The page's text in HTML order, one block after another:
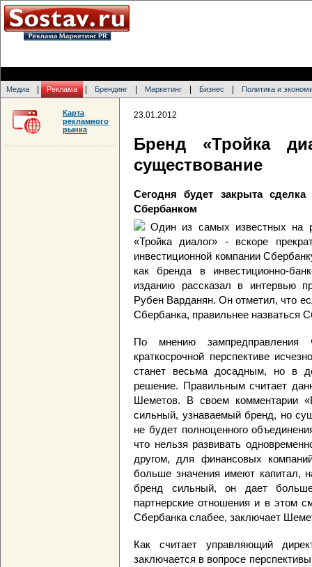
Медиа Реклама Брендинг Маркетинг Бизнес Политика и
23.01.2012
Бренд «Тройка
существование
Сегодня будет закрыта
Сбербанком
Один из самых известных на
«Тройка диалог» - вскоре
инвестиционной компании
как бренда в инвестиционно-
изданию рассказал в интервью
Рубен Варданян. Он отметил, что
Сбербанка, правильнее назваться
По мнению
краткосрочной перспективе
станет весьма досадным, но в
решение. Правильным считает
Шеметов. В своем комментарии
сильный, узнаваемый бренд, но
не будет полноценного
что нельзя развивать
другом, для финансовых
больше значения имеют капитал,
бренд сильный, он дает больше
партнерские отношения и в этом
Сбербанка слабее, заключает
Как считает управляющий
заключается в вопросе
Карта
рекламного
рынка